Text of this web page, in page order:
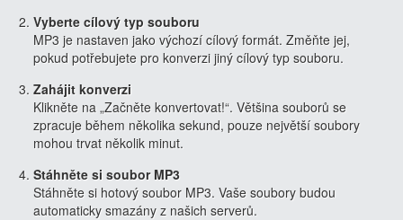
Vyberte cílový typ souboru
MP3 je nastaven jako výchozí cílový formát. Změňte jej,
pokud potřebujete pro konverzi jiný cílový typ souboru.
Zahájit konverzi
Klikněte na „Začněte konvertovat!“. Většina souborů se
zpracuje během několika sekund, pouze největší soubory
mohou trvat několik minut.
Stáhněte si soubor MP3
Stáhněte si hotový soubor MP3. Vaše soubory budou
automaticky smazány z našich serverů.